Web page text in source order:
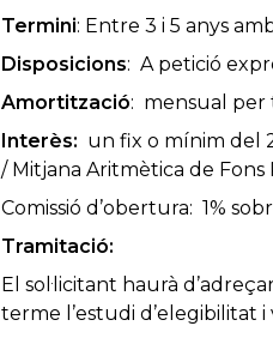
Termini: Entre 3 i 5 anys
Disposicions: A petició
Amortització: mensual per
Interès: un fix o mínim del
/ Mitjana Aritmètica de Fons
Comissió d’obertura: 1%
Tramitació:
El sol·licitant haurà
terme l’estudi d’elegibilitat